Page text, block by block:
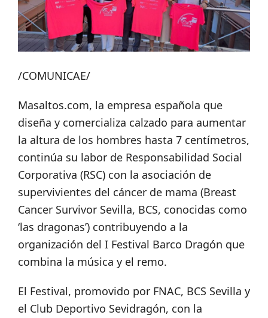
/COMUNICAE/
Masaltos.com, la empresa española que
diseña y comercializa calzado para aumentar
la altura de los hombres hasta 7 centímetros,
continúa su labor de Responsabilidad Social
Corporativa (RSC) con la asociación de
supervivientes del cáncer de mama (Breast
Cancer Survivor Sevilla, BCS, conocidas como
‘las dragonas’) contribuyendo a la
organización del I Festival Barco Dragón que
combina la música y el remo.
El Festival, promovido por FNAC, BCS Sevilla y
el Club Deportivo Sevidragón, con la